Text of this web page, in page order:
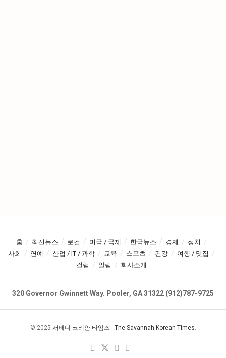
홈 최신뉴스 로컬 미국 / 국제 한국뉴스 경제
정치
사회
연예 산업 / IT / 과학 교육 스포츠 건강
여행 / 맛집
컬럼
알림 회사소개
320 Governor Gwinnett Way. Pooler, GA 31322 (912)787-9725
© 2025 서배너 코리안 타임즈 - The Savannah Korean Times